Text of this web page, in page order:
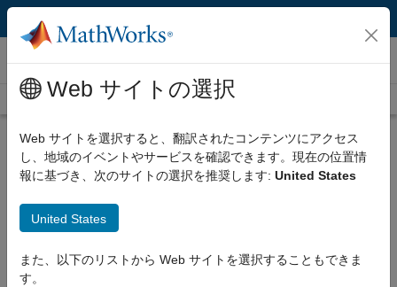
コンテンツへスキップ
ビデオ
ビデオ ホーム 検索
ビ
説明
実験データを活用したリチウムイ
オンバッテリーの等価回路モデル
の作成方法
Web サイトの選択
Web サイトを選択すると、翻訳されたコンテンツにアクセス
し、地域のイベントやサービスを確認できます。現在の位置情
報に基づき、次のサイトの選択を推奨します: United States
United States
また、以下のリストから Web サイトを選択することもできま
す。